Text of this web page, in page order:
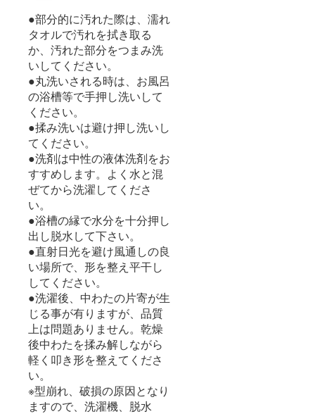
●部分的に汚れた際は、濡れ
タオルで汚れを拭き取る
か、汚れた部分をつまみ洗
いしてください。
●丸洗いされる時は、お風呂
の浴槽等で手押し洗いして
ください。
●揉み洗いは避け押し洗いし
てください。
●洗剤は中性の液体洗剤をお
すすめします。よく水と混
ぜてから洗濯してくださ
い。
●浴槽の縁で水分を十分押し
出し脱水して下さい。
●直射日光を避け風通しの良
い場所で、形を整え平干し
してください。
●洗濯後、中わたの片寄が生
じる事が有りますが、品質
上は問題ありません。乾燥
後中わたを揉み解しながら
軽く叩き形を整えてくださ
い。
※型崩れ、破損の原因となり
ますので、洗濯機、脱水